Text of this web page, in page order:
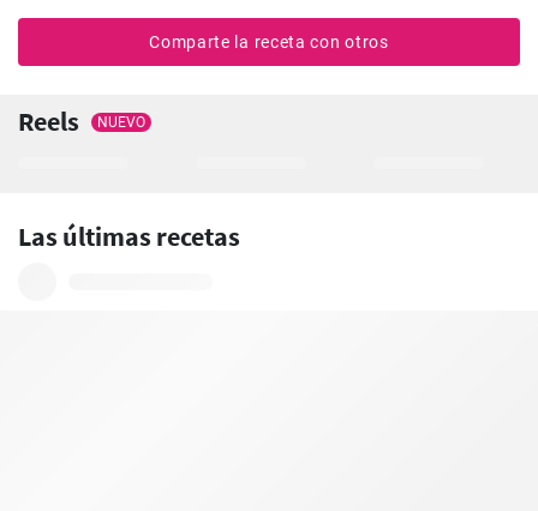
Comparte la receta con otros
Reels NUEVO
Las últimas recetas